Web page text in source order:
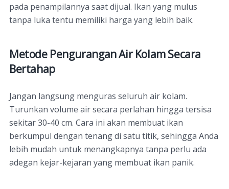
pada penampilannya saat dijual. Ikan yang mulus
tanpa luka tentu memiliki harga yang lebih baik.
Metode Pengurangan Air Kolam Secara
Bertahap
Jangan langsung menguras seluruh air kolam.
Turunkan volume air secara perlahan hingga tersisa
sekitar 30-40 cm. Cara ini akan membuat ikan
berkumpul dengan tenang di satu titik, sehingga Anda
lebih mudah untuk menangkapnya tanpa perlu ada
adegan kejar-kejaran yang membuat ikan panik.